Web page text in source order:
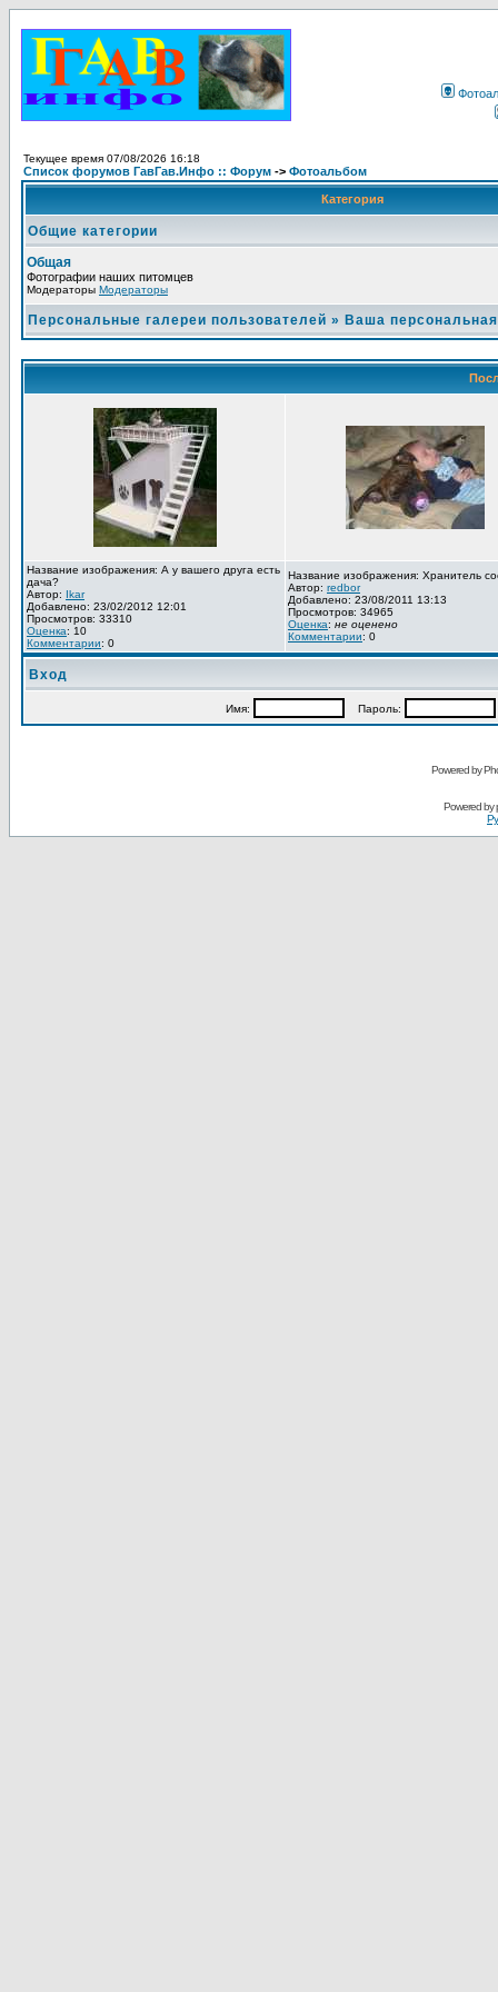
Текущее время 07/08/2026 16:18
Список форумов ГавГав.Инфо :: Форум -> Фотоальбом
Категория
Общие категории
Общая
Фотографии наших питомцев
Модераторы Модераторы
Персональные галереи пользователей » Ваша
Название изображения: А у вашего друга есть
дача?
Автор: Ikar
Добавлено: 23/02/2012 12:01
Просмотров: 33310
Оценка: 10
Комментарии: 0
Название изображения: Хранитель
Автор: redbor
Добавлено: 23/08/2011 13:13
Просмотров: 34965
Оценка: не оценено
Комментарии: 0
Вход
Имя: Пароль:
Powered by
Powered by